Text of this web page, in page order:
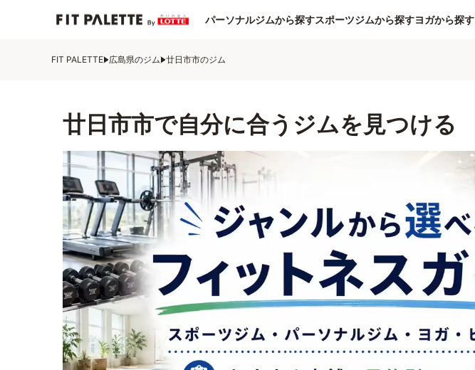
パーソナルジムから探すスポーツジムから探すヨガから探す
FIT PALETTE 広島県のジム 廿日市市のジム
廿日市市で自分に合うジムを見つける